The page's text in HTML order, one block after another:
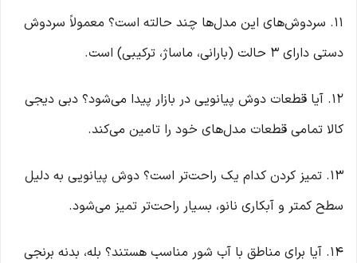
۱۱. سردوش‌های این مدل‌ها چند حالته است؟ معمولاً سردوش
دستی دارای ۳ حالت (بارانی، ماساژ، ترکیبی) است.
۱۲. آیا قطعات دوش پیانویی در بازار پیدا می‌شود؟ دبی دیجی
کالا تمامی قطعات مدل‌های خود را تامین می‌کند.
۱۳. تمیز کردن کدام یک راحت‌تر است؟ دوش پیانویی به دلیل
سطح کمتر و آبکاری نانو، بسیار راحت‌تر تمیز می‌شود.
۱۴. آیا برای مناطق با آب شور مناسب هستند؟ بله، بدنه برنجی